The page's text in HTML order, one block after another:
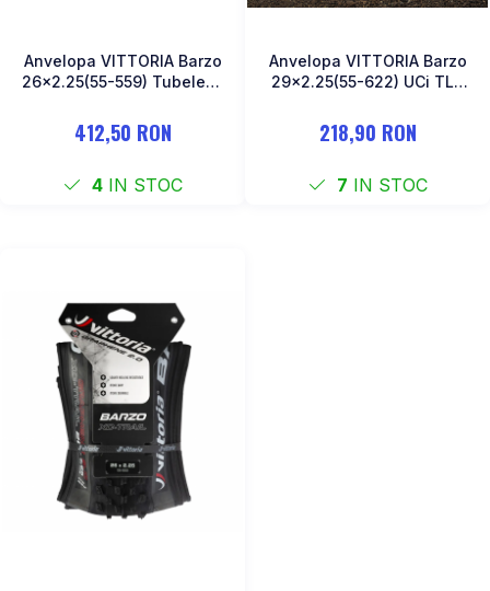
Anvelopa VITTORIA Barzo
26x2.25(55-559) Tubeless
412,50 RON
4IN STOC
Anvelopa VITTORIA Barzo
29x2.25(55-622) UCi TLR
218,90 RON
7 IN STOC